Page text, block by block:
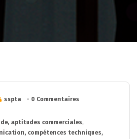
sspta
- 0 Commentaires
, aptitudes commerciales,
, compétences techniques,